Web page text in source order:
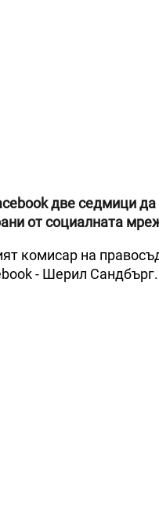
две седмици
от социалната
комисар на
- Шерил Сандбърг.